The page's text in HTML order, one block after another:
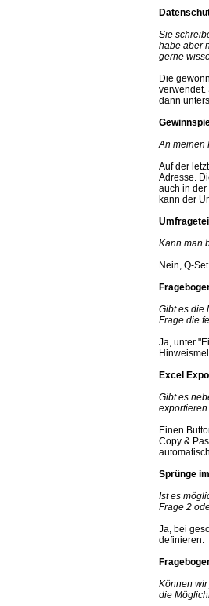
Sie
habe aber
gerne
Die
verwendet.
dann
An meinen
Auf der
Adresse.
auch in der
kann der
Kann man
Nein, Q-
Gibt es die
Frage die
Ja, unter
Excel
Gibt es
exportieren
Einen
Copy &
Sprünge
Ist es
Frage 2
Ja, bei
definieren.
Können
die